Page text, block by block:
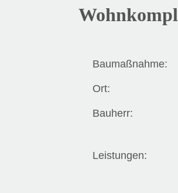
Baumaßnahme:
Ort:
Bauherr:
Leistungen: